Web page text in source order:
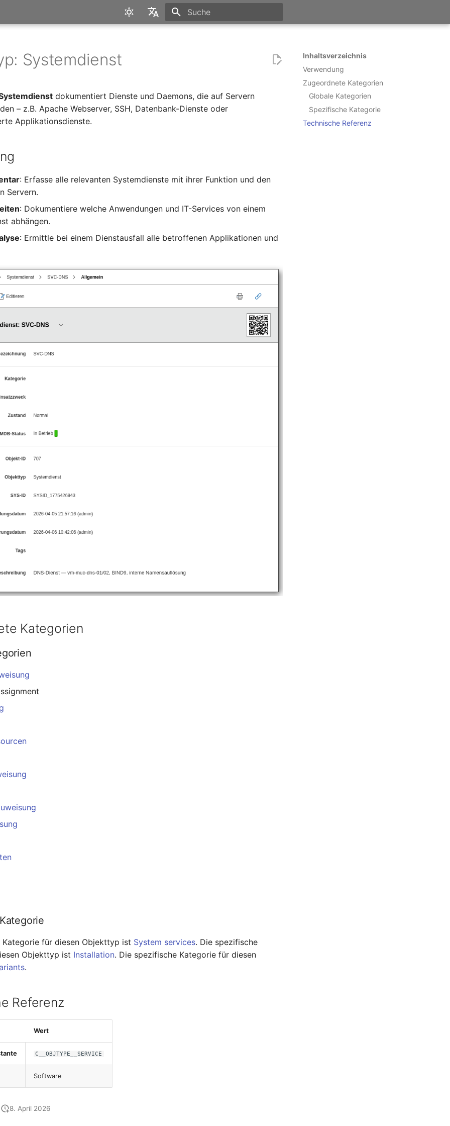
Inhaltsverzeichnis
Verwendung
Zugeordnete Kategorien
Globale Kategorien
Spezifische Kategorie
Technische Referenz
Systemdienst
dokumentiert Dienste und Daemons, die auf Servern
– z.B. Apache Webserver, SSH, Datenbank-Dienste oder
Applikationsdienste.
: Erfasse alle relevanten Systemdienste mit ihrer Funktion und den
Servern.
: Dokumentiere welche Anwendungen und IT-Services von einem
abhängen.
: Ermittle bei einem Dienstausfall alle betroffenen Applikationen und
Kategorien
Kategorie für diesen Objekttyp ist System services. Die spezifische
Objekttyp ist Installation. Die spezifische Kategorie für diesen
.
Referenz
Wert
C__OBJTYPE__SERVICE
Software
8. April 2026